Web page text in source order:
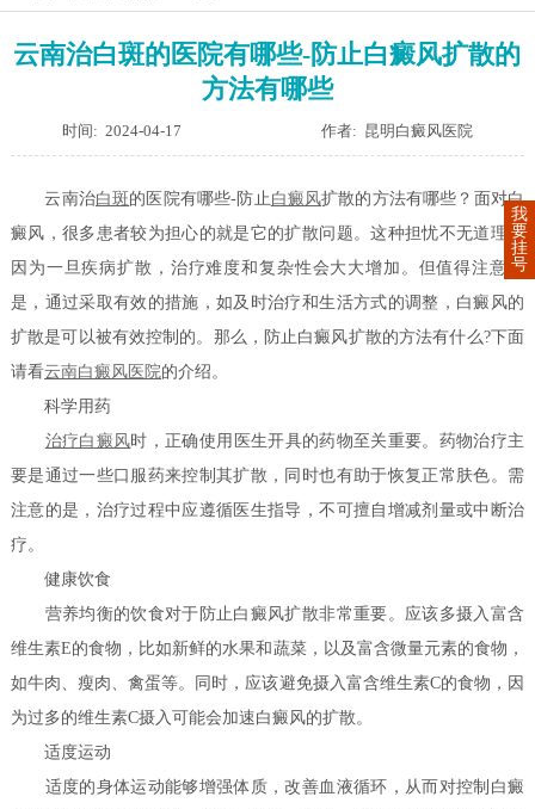
云南治白斑的医院有哪些-防止白癜风扩散的
方法有哪些
时间: 2024-04-17 作者: 昆明白癜风医院
云南治白斑的医院有哪些-防止白癜风扩散的方法有哪些？面对白
癜风，很多患者较为担心的就是它的扩散问题。这种担忧不无道理，
因为一旦疾病扩散，治疗难度和复杂性会大大增加。但值得注意的
是，通过采取有效的措施，如及时治疗和生活方式的调整，白癜风的
扩散是可以被有效控制的。那么，防止白癜风扩散的方法有什么?下面
请看云南白癜风医院的介绍。
科学用药
治疗白癜风时，正确使用医生开具的药物至关重要。药物治疗主
要是通过一些口服药来控制其扩散，同时也有助于恢复正常肤色。需
注意的是，治疗过程中应遵循医生指导，不可擅自增减剂量或中断治
疗。
健康饮食
营养均衡的饮食对于防止白癜风扩散非常重要。应该多摄入富含
维生素E的食物，比如新鲜的水果和蔬菜，以及富含微量元素的食物，
如牛肉、瘦肉、禽蛋等。同时，应该避免摄入富含维生素C的食物，因
为过多的维生素C摄入可能会加速白癜风的扩散。
适度运动
适度的身体运动能够增强体质，改善血液循环，从而对控制白癜
我
要
挂
号